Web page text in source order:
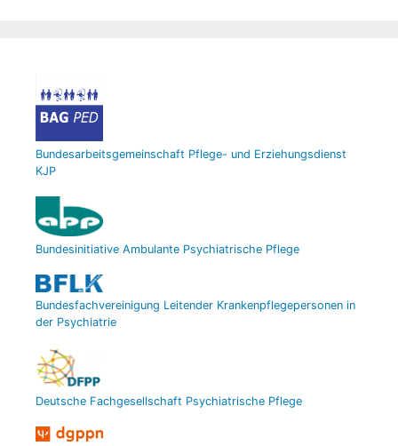
Bundesarbeitsgemeinschaft Pflege- und Erziehungsdienst
KJP
Bundesinitiative Ambulante Psychiatrische Pflege
Bundesfachvereinigung Leitender Krankenpflegepersonen in
der Psychiatrie
Deutsche Fachgesellschaft Psychiatrische Pflege